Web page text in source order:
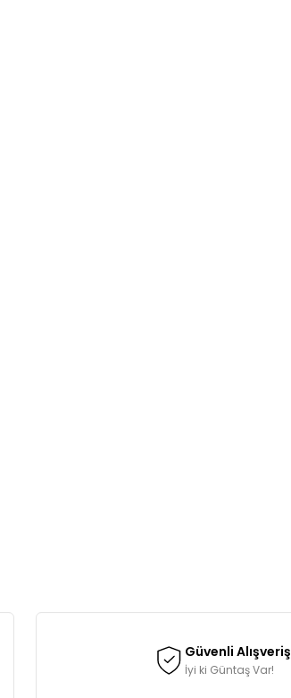
Güvenli Alışveriş
İyi ki Güntaş Var!